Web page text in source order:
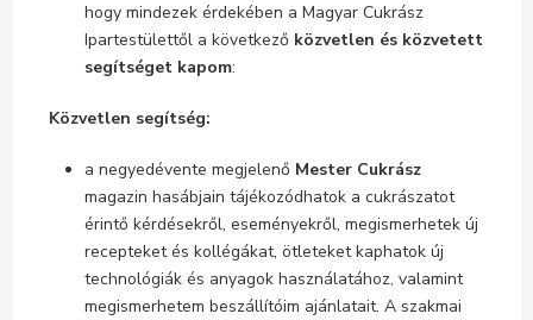
hogy mindezek érdekében a Magyar Cukrász
Ipartestülettől a következő közvetlen és közvetett
segítséget kapom:
Közvetlen segítség:
a negyedévente megjelenő Mester Cukrász
magazin hasábjain tájékozódhatok a cukrászatot
érintő kérdésekről, eseményekről, megismerhetek új
recepteket és kollégákat, ötleteket kaphatok új
technológiák és anyagok használatához, valamint
megismerhetem beszállítóim ajánlatait. A szakmai